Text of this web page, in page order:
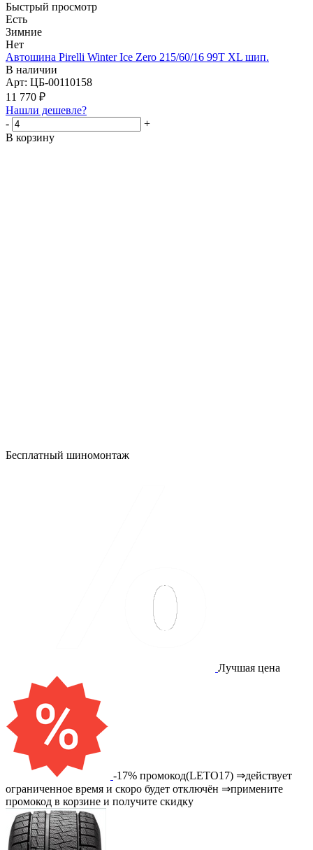
Быстрый просмотр
Есть
Зимние
Нет
Автошина Pirelli Winter Ice Zero 215/60/16 99T XL шип.
В наличии
Арт: ЦБ-00110158
11 770 ₽
Нашли дешевле?
-
+
В корзину
Бесплатный шиномонтаж
Лучшая цена
-17% промокод(LETO17) ⇒действует
ограниченное время и скоро будет отключён ⇒примените
промокод в корзине и получите скидку